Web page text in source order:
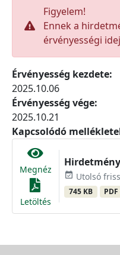
Figyelem!
Ennek a
érvényességi
Érvényesség kezdete:
2025.10.06
Érvényesség vége:
2025.10.21
Kapcsolódó
Megnéz
Letöltés
Hirdetmény
event_available Utolsó
745 KB